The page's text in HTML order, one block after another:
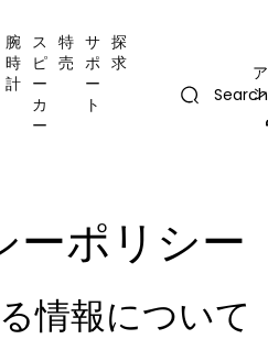
腕
時
計
ス
ピ
ー
カ
ー
特
売
サ
ポ
ー
ト
探
求
Search
ーポリシー
情報について